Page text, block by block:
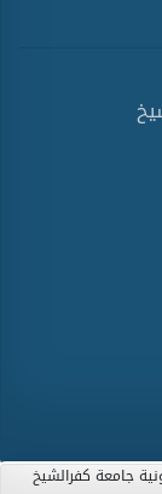
جامعة كفرالشيخ